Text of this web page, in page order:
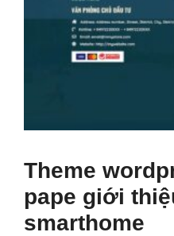
Theme
pape giới
smarthome